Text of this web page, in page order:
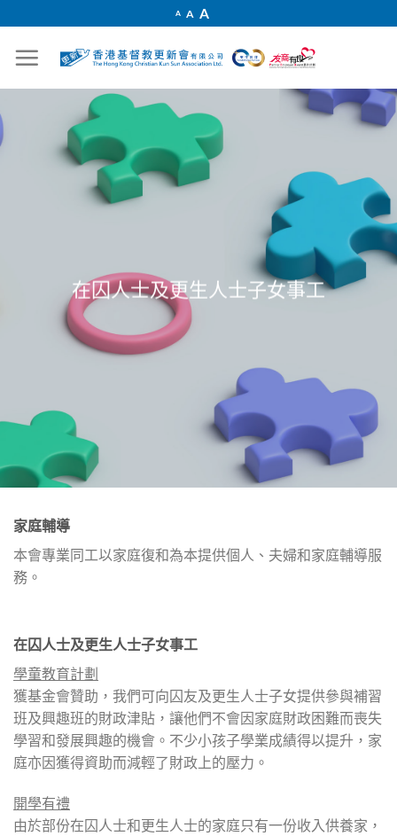
content
ADecrease
size.
AReset
size.
AIncrease
font
size.
在囚人士及更生人士子女事工
家庭輔導
本會專業同工以家庭復和為本提供個人、夫婦和家庭輔導服
務。
在囚人士及更生人士子女事工
學童教育計劃
獲基金會贊助，我們可向囚友及更生人士子女提供參與補習
班及興趣班的財政津貼，讓他們不會因家庭財政困難而喪失
學習和發展興趣的機會。不少小孩子學業成績得以提升，家
庭亦因獲得資助而減輕了財政上的壓力。
開學有禮
由於部份在囚人士和更生人士的家庭只有一份收入供養家，